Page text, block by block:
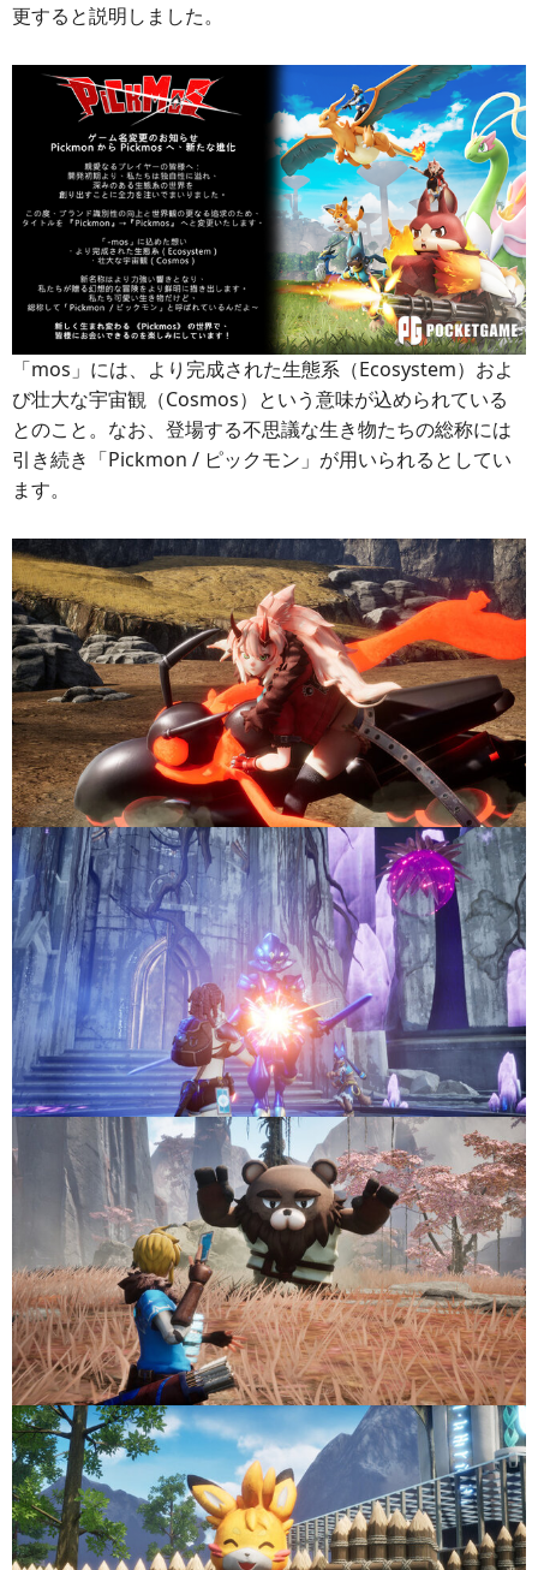
更すると説明しました。
「mos」には、より完成された生態系（Ecosystem）およ
び壮大な宇宙観（Cosmos）という意味が込められている
とのこと。なお、登場する不思議な生き物たちの総称には
引き続き「Pickmon / ピックモン」が用いられるとしてい
ます。